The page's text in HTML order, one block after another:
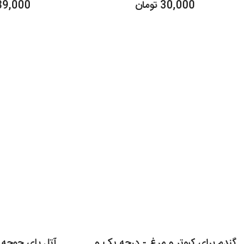
30,000 تومان
89,000